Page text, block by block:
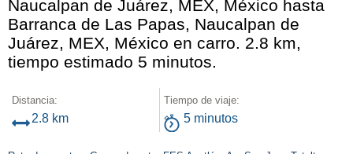
Naucalpan de Juárez, MEX, México hasta
Barranca de Las Papas, Naucalpan de
Juárez, MEX, México en carro. 2.8 km,
tiempo estimado 5 minutos.
Distancia:
2.8 km
Tiempo de viaje:
5 minutos